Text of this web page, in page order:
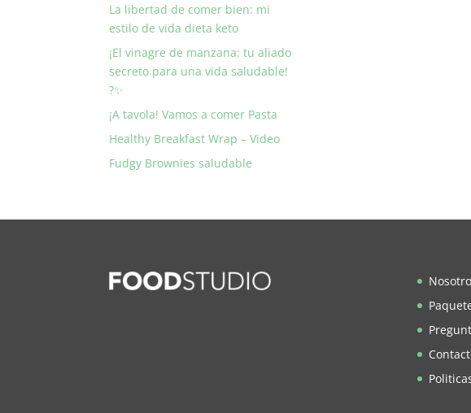
La libertad de comer bien: mi
estilo de vida dieta keto
¡El vinagre de manzana: tu aliado
secreto para una vida saludable!
?✨
¡A tavola! Vamos a comer Pasta
Healthy Breakfast Wrap – Video
Fudgy Brownies saludable